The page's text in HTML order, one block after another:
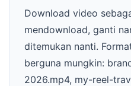
Download video
mendownload, ganti
ditemukan nanti.
berguna mungkin:
2026.mp4, my-reel-